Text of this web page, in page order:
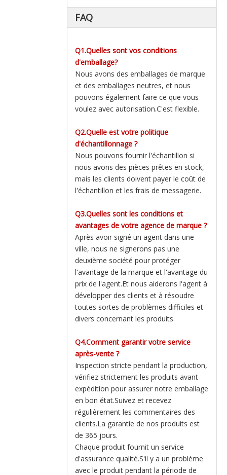
FAQ
Q1.Quelles sont vos conditions
d'emballage?
Nous avons des emballages de marque
et des emballages neutres, et nous
pouvons également faire ce que vous
voulez avec autorisation.C'est flexible.
Q2.Quelle est votre politique
d'échantillonnage ?
Nous pouvons fournir l'échantillon si
nous avons des pièces prêtes en stock,
mais les clients doivent payer le coût de
l'échantillon et les frais de messagerie.
Q3.Quelles sont les conditions et
avantages de votre agence de marque ?
Après avoir signé un agent dans une
ville, nous ne signerons pas une
deuxième société pour protéger
l'avantage de la marque et l'avantage du
prix de l'agent.Et nous aiderons l'agent à
développer des clients et à résoudre
toutes sortes de problèmes difficiles et
divers concernant les produits.
Q4.Comment garantir votre service
après-vente ?
Inspection stricte pendant la production,
vérifiez strictement les produits avant
expédition pour assurer notre emballage
en bon état.Suivez et recevez
régulièrement les commentaires des
clients.La garantie de nos produits est
de 365 jours.
Chaque produit fournit un service
d'assurance qualité.S'il y a un problème
avec le produit pendant la période de